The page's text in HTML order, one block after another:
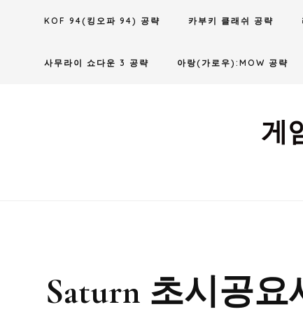
KOF 94(킹오파 94) 공략 카부키 클래쉬 공략
사무라이 쇼다운 3 공략 아랑(가로우):MOW 공략
게
Saturn 초시공